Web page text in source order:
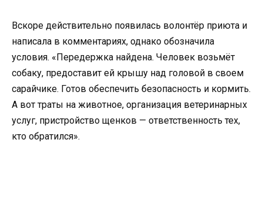
Вскоре действительно появилась волонтёр приюта и
написала в комментариях, однако обозначила
условия. «Передержка найдена. Человек возьмёт
собаку, предоставит ей крышу над головой в своем
сарайчике. Готов обеспечить безопасность и кормить.
А вот траты на животное, организация ветеринарных
услуг, пристройство щенков — ответственность тех,
кто обратился».